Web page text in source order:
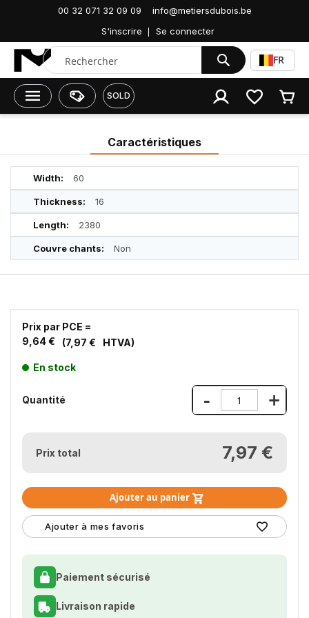
00 32 071 32 09 09
info@metiersdubois.be
S'inscrire
Se connecter
ChercherFR
SOLD
6981232222 PLINTHE 15MK PREPEINT BLANC
Prix par PCE =
9,64 €
7,97 €
En stock
Quantité - +
Prix total 7,97 €
Ajouter au panier
Ajouter à mes favoris
Paiement sécurisé
Livraison rapide
Caractéristiques
Caractéristiques60
16
2380
Non